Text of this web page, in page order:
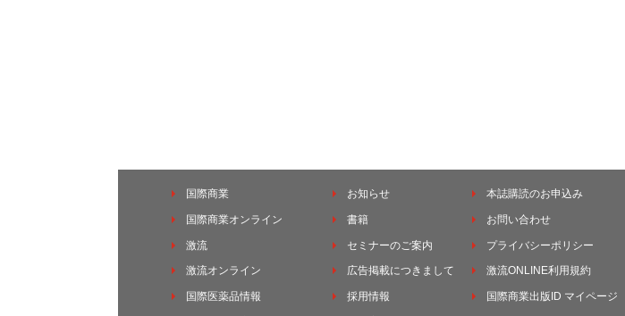
国際商業
国際商業オンライン
激流
激流オンライン
国際医薬品情報
お知らせ
書籍
セミナーのご案内
広告掲載につきまして
採用情報
本誌購読のお申込み
お問い合わせ
プライバシーポリシー
激流ONLINE利用規約
国際商業出版ID マイページ